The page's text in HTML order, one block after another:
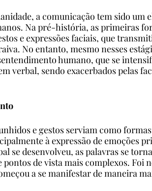
a comunicação tem sido um
Na pré-história, as primeiras
e expressões faciais, que
No entanto, mesmo nesses
humano, que se
verbal, sendo exacerbados pelas
e gestos serviam como
à expressão de emoções
se desenvolveu, as palavras se
de vista mais complexos. Foi
a se manifestar de maneira